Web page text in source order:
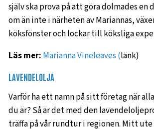
själv ska prova på att göra dolmades en
om än inte i närheten av Mariannas,
köksfönster och lockar till köksliga
Läs mer: Marianna Vineleaves (länk)
LAVENDELOLJA
Varför ha ett namn på sitt företag när
du är? Så är det med den
träffa på vår rundtur i regionen. Mitt ute